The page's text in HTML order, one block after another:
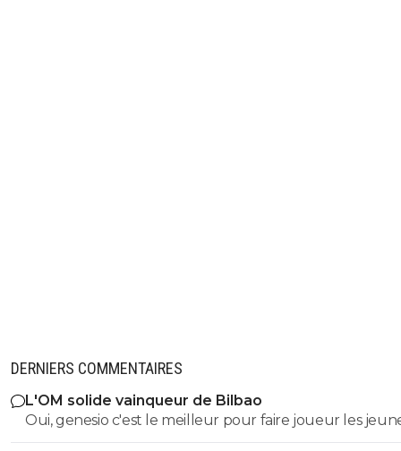
DERNIERS COMMENTAIRES
L'OM solide vainqueur de Bilbao
Oui, genesio c'est le meilleur pour faire joueur les
c'est positif